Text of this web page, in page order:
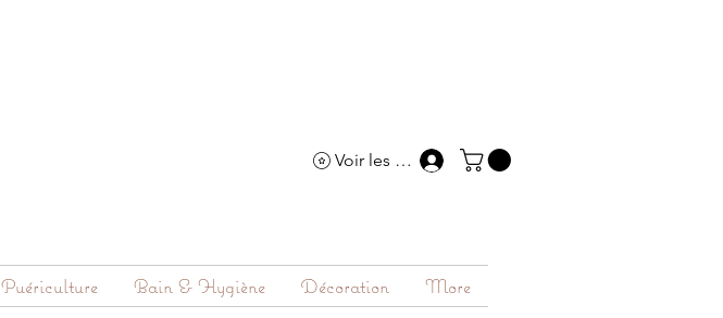
Voir les points
Puériculture Bain & Hygiène Décoration More